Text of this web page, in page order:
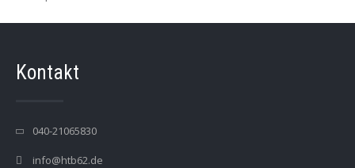
Kontakt
040-21065830
info@htb62.de